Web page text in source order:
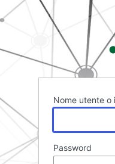
Accedi
Nome utente o
Password